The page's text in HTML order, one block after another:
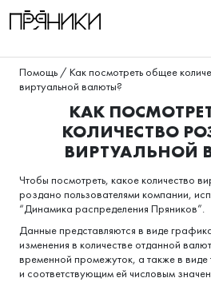
Помощь / Как посмотреть общее
виртуальной валюты?
КАК
КОЛИЧЕСТВО
ВИРТУАЛЬНОЙ
Чтобы посмотреть, какое количество
роздано пользователями компании,
“Динамика распределения Пряников”.
Данные представляются в виде
изменения в количестве отданной
временной промежуток, а также в виде
и соответствующим ей числовым